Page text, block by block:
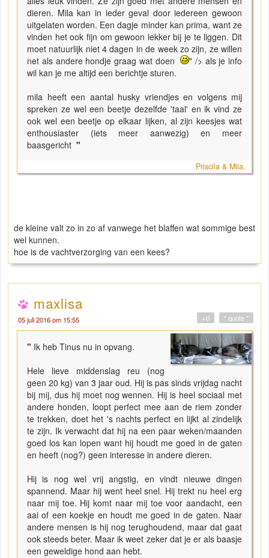
dieren. Mila kan in ieder geval door iedereen gewoon
uitgelaten worden. Een dagje minder kan prima, want ze
vinden het ook fijn om gewoon lekker bij je te liggen. Dit
moet natuurlijk niet 4 dagen in de week zo zijn, ze willen
net als andere hondje graag wat doen
" /> als je info
wil kan je me altijd een berichtje sturen.
mila heeft een aantal husky vriendjes en volgens mij
spreken ze wel een beetje dezelfde 'taal' en ik vind ze
ook wel een beetje op elkaar lijken, al zijn keesjes wat
enthousiaster (iets meer aanwezig) en meer
baasgericht "
Priscila & Mila.
de kleine valt zo in zo af vanwege het blaffen wat sommige best
wel kunnen.
hoe is de vachtverzorging van een kees?
maxlisa
05 juli 2016 om 15:55 " quote "
+0
" Ik heb Tinus nu in opvang.
Hele lieve middenslag reu (nog
geen 20 kg) van 3 jaar oud. Hij is pas sinds vrijdag nacht
bij mij, dus hij moet nog wennen. Hij is heel sociaal met
andere honden, loopt perfect mee aan de riem zonder
te trekken, doet het 's nachts perfect en lijkt al zindelijk
te zijn. Ik verwacht dat hij na een paar weken/maanden
goed los kan lopen want hij houdt me goed in de gaten
en heeft (nog?) geen interesse in andere dieren.
Hij is nog wel vrij angstig, en vindt nieuwe dingen
spannend. Maar hij went heel snel. Hij trekt nu heel erg
naar mij toe. Hij komt naar mij toe voor aandacht, een
aai of een koekje en houdt me goed in de gaten. Naar
andere mensen is hij nog terughoudend, maar dat gaat
ook steeds beter. Maar ik weet zeker dat je er als baasje
een geweldige hond aan hebt.